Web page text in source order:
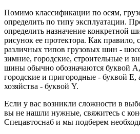
Помимо классификации по осям,
определить по типу эксплуатации.
определить назначение конкретной
рисунок ее протектора. Как правило,
различных типов грузовых шин -
зимние, городские, строительные и
шины обычно обозначаются буквой
городские и пригородные - буквой
хозяйства - буквой Y.
Если у вас возникли сложности в
вы не нашли нужные, свяжитесь с
Спецавтоснаб и мы подберем